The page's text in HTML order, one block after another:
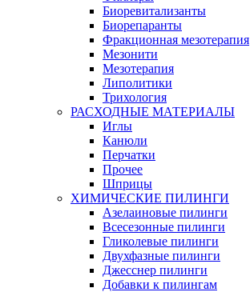
Биоревитализанты
Биорепаранты
Фракционная мезотерапия
Мезонити
Мезотерапия
Липолитики
Трихология
РАСХОДНЫЕ МАТЕРИАЛЫ
Иглы
Канюли
Перчатки
Прочее
Шприцы
ХИМИЧЕСКИЕ ПИЛИНГИ
Азелаиновые пилинги
Всесезонные пилинги
Гликолевые пилинги
Двухфазные пилинги
Джесснер пилинги
Добавки к пилингам